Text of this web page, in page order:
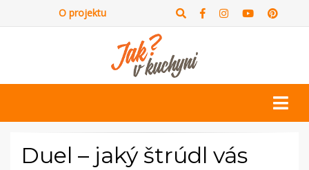
O projektu
Duel – jaký štrúdl vás